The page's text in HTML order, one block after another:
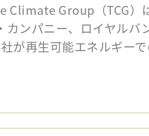
Climate Group（TCG）
カンパニー、ロイヤルバ
が再生可能エネルギー